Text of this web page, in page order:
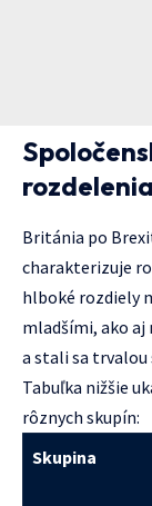
Británia po
charakterizuje
hlboké rozdiely
mladšími, ako
a stali sa trvalou
Tabuľka nižšie
rôznych skupín:
Skupina